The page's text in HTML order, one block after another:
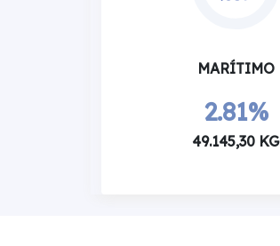
MARÍTIMO
2.81%
49.145,30 KG